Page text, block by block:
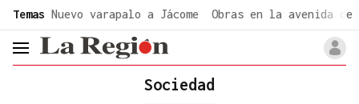
Temas Nuevo varapalo a Jácome Obras en la avenida de
header.menu.open
Sociedad